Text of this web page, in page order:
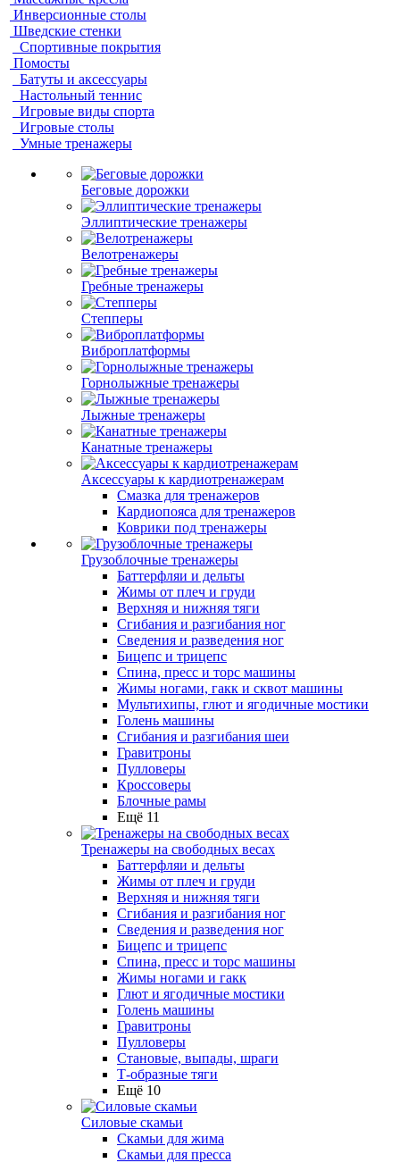
Инверсионные столы
Шведские стенки
Спортивные покрытия
Помосты
Батуты и аксессуары
Настольный теннис
Игровые виды спорта
Игровые столы
Умные тренажеры
Беговые дорожки
Эллиптические тренажеры
Велотренажеры
Гребные тренажеры
Степперы
Виброплатформы
Горнолыжные тренажеры
Лыжные тренажеры
Канатные тренажеры
Аксессуары к кардиотренажерам
Смазка для тренажеров
Кардиопояса для тренажеров
Коврики под тренажеры
Грузоблочные тренажеры
Баттерфляи и дельты
Жимы от плеч и груди
Верхняя и нижняя тяги
Сгибания и разгибания ног
Сведения и разведения ног
Бицепс и трицепс
Спина, пресс и торс машины
Жимы ногами, гакк и сквот машины
Мультихипы, глют и ягодичные мостики
Голень машины
Сгибания и разгибания шеи
Гравитроны
Пулловеры
Кроссоверы
Блочные рамы
Ещё 11
Тренажеры на свободных весах
Баттерфляи и дельты
Жимы от плеч и груди
Верхняя и нижняя тяги
Сгибания и разгибания ног
Сведения и разведения ног
Бицепс и трицепс
Спина, пресс и торс машины
Жимы ногами и гакк
Глют и ягодичные мостики
Голень машины
Гравитроны
Пулловеры
Становые, выпады, шраги
Т-образные тяги
Ещё 10
Силовые скамьи
Скамьи для жима
Скамьи для пресса